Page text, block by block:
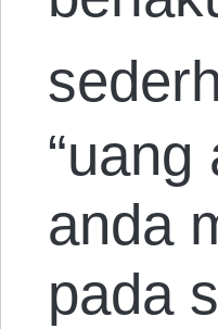
anda
pada